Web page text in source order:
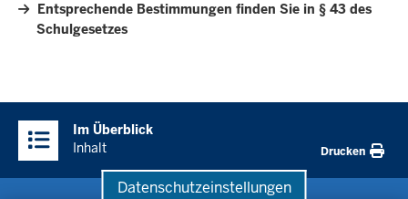
Datenschutzeinstellungen
Entsprechende Bestimmungen finden Sie in § 43 des
Schulgesetzes
Inhalte
Im Überblick
Inhalt
Drucken